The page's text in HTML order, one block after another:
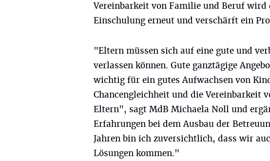
Vereinbarkeit von Familie und Beruf
Einschulung erneut und verschärft ein
"Eltern müssen sich auf eine gute und
verlassen können. Gute ganztägige
wichtig für ein gutes Aufwachsen von
Chancengleichheit und die Vereinbarkeit
Eltern", sagt MdB Michaela Noll und
Erfahrungen bei dem Ausbau der
Jahren bin ich zuversichtlich, dass wir
Lösungen kommen."